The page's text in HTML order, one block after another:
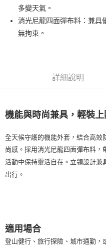
每筆NT$100
全家超取(2000以上免運)
每筆NT$100，滿NT$2,000(含
一般宅配
每筆NT$100
宅配出貨(2000以上免運)
每筆NT$100，滿NT$2,000(含
多變天氣。
消光尼龍四面彈布料：兼具
無拘束。
詳細說明
機能與時尚兼具，輕裝
全天候守護的機能外套，結合高效
尚感。採用消光尼龍四面彈布料
活動中保持靈活自在。立領設計兼
出行。
適用場合
登山健行、旅行探險、城市通勤，